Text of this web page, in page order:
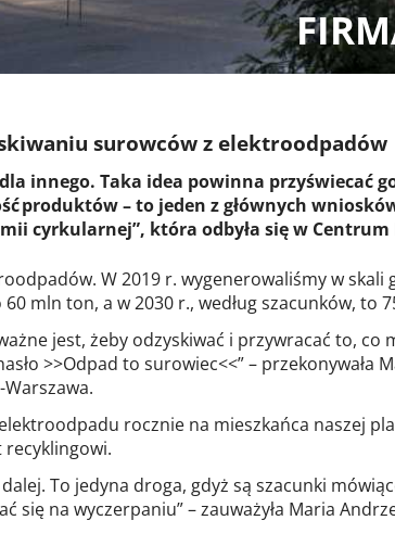
surowców z elektroodpadów
innego. Taka idea powinna przyświecać
produktów – to jeden z głównych
cyrkularnej”, która odbyła się w Centrum
W 2019 r. wygenerowaliśmy w skali
mln ton, a w 2030 r., według szacunków, to
jest, żeby odzyskiwać i przywracać to, co
>>Odpad to surowiec<<” – przekonywała
rocznie na mieszkańca naszej
To jedyna droga, gdyż są szacunki
na wyczerpaniu” – zauważyła Maria